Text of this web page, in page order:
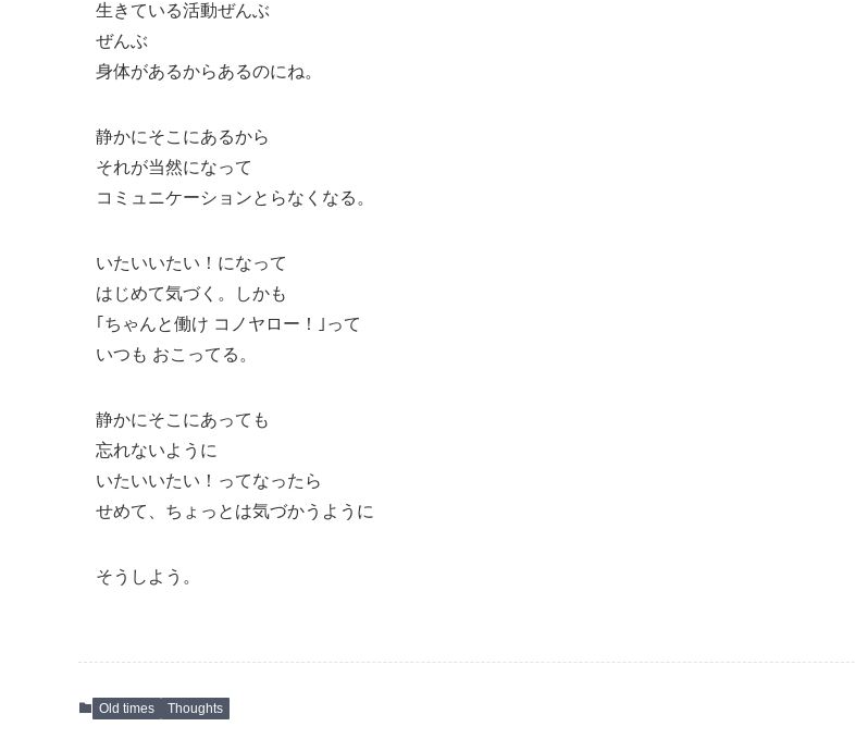
生きている活動ぜんぶ
ぜんぶ
身体があるからあるのにね。
静かにそこにあるから
それが当然になって
コミュニケーションとらなくなる。
いたいいたい！になって
はじめて気づく。しかも
｢ちゃんと働け コノヤロー！｣って
いつも おこってる。
静かにそこにあっても
忘れないように
いたいいたい！ってなったら
せめて、ちょっとは気づかうように
そうしよう。
Old times Thoughts